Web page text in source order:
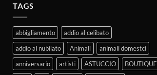
TAGS
abbigliamento
addio al celibato
addio al nubilato
Animali
animali domestci
anniversario
artisti ASTUCCIO
BOUTIQUE